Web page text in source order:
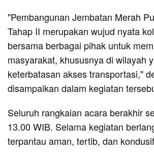
"Pembangunan Jembatan Merah
Tahap II merupakan wujud nyata
bersama berbagai pihak untuk
masyarakat, khususnya di wilayah
keterbatasan akses transportasi,"
disampaikan dalam kegiatan
Seluruh rangkaian acara berakhir
13.00 WIB. Selama kegiatan
terpantau aman, tertib, dan